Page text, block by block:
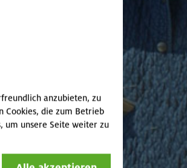
anzubieten, zu
Cookies, die zum Betrieb
um unsere Seite weiter zu